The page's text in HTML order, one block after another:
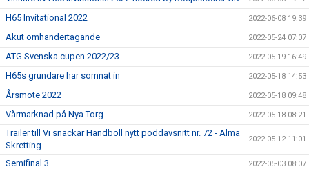
H65 Invitational 2022 2022-06-08 19:39
Akut omhändertagande 2022-05-24 07:07
ATG Svenska cupen 2022/23 2022-05-19 16:49
H65s grundare har somnat in 2022-05-18 14:53
Årsmöte 2022 2022-05-18 09:48
Vårmarknad på Nya Torg 2022-05-18 08:21
Trailer till Vi snackar Handboll nytt poddavsnitt nr. 72 - Alma
Skretting
2022-05-12 11:01
Semifinal 3 2022-05-03 08:07